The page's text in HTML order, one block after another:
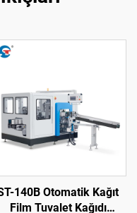
140B Otomatik Kağıt
Film Tuvalet Kağıdı